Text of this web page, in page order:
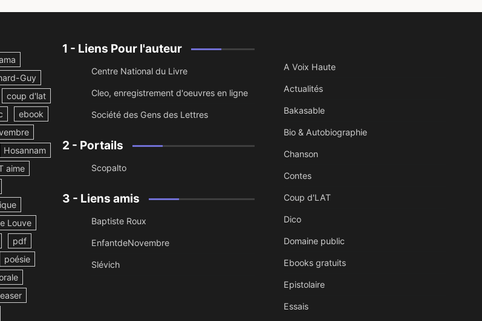
Guy
coup d'lat
ebook
Hosannam
aime
Louve
pdf
poésie
1 - Liens Pour l'auteur
Centre National du Livre
Cleo, enregistrement d'oeuvres en ligne
Société des Gens des Lettres
2 - Portails
Scopalto
3 - Liens amis
Baptiste Roux
EnfantdeNovembre
Slévich
A Voix Haute
Actualités
Bakasable
Bio & Autobiographie
Chanson
Contes
Coup d'LAT
Dico
Domaine public
Ebooks gratuits
Epistolaire
Essais